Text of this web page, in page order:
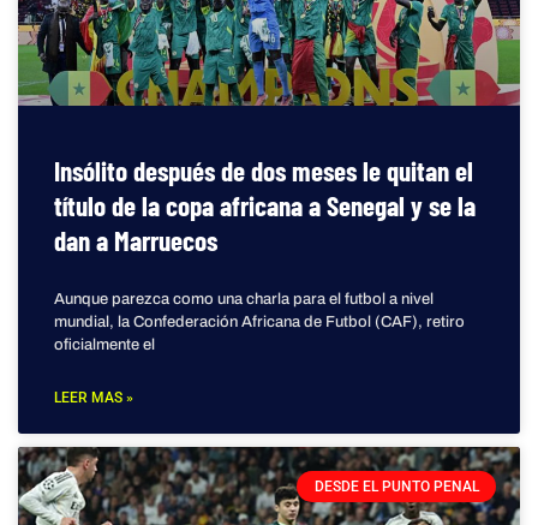
Insólito después de dos meses le quitan el
título de la copa africana a Senegal y se la
dan a Marruecos
Aunque parezca como una charla para el futbol a nivel
mundial, la Confederación Africana de Futbol (CAF), retiro
oficialmente el
LEER MAS »
DESDE EL PUNTO PENAL